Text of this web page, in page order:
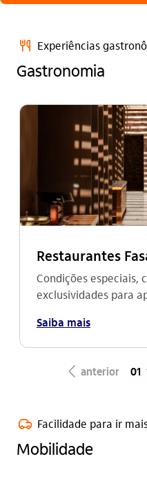
alimentacao_outline Experiências
Gastronomia
Restaurantes
Condições especiais,
exclusividades para
Saiba mais
seta_esquerda anterior
veiculo_outline Facilidade para ir
Mobilidade